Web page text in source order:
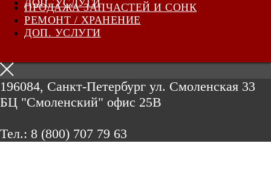
ДОП. УСЛУГИ
ПРОДАЖА ЗАПЧАСТЕЙ И СОНК
РЕМОНТ / ХРАНЕНИЕ
ДОП. УСЛУГИ
196084, Санкт-Петербург ул. Смоленская 33
БЦ "Смоленский" офис 25В
Тел.: 8 (800) 707 79 63